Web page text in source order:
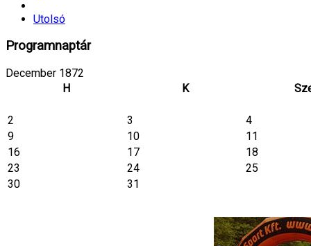
Utolsó
Programnaptár
December 1872
H
K
2 3
4
9
10
11
16
17
18
23
24
25
30
31